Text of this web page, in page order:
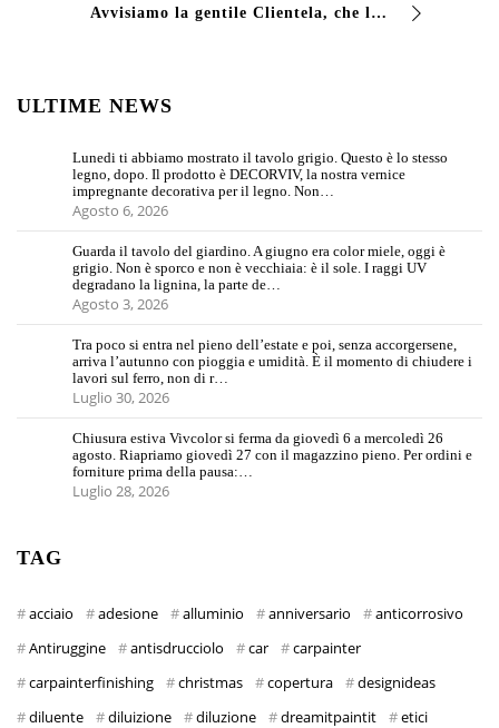
Avvisiamo la gentile Clientela, che la nostra ditta sarà chiusa per il ponte del 25 Aprile (chiusura 25-28 Aprile). Buona Festa della Liberazione a tutti.
ULTIME NEWS
Lunedi ti abbiamo mostrato il tavolo grigio. Questo è lo stesso
legno, dopo. Il prodotto è DECORVIV, la nostra vernice
impregnante decorativa per il legno. Non…
Agosto 6, 2026
Guarda il tavolo del giardino. A giugno era color miele, oggi è
grigio. Non è sporco e non è vecchiaia: è il sole. I raggi UV
degradano la lignina, la parte de…
Agosto 3, 2026
Tra poco si entra nel pieno dell’estate e poi, senza accorgersene,
arriva l’autunno con pioggia e umidità. È il momento di chiudere i
lavori sul ferro, non di r…
Luglio 30, 2026
Chiusura estiva Vivcolor si ferma da giovedì 6 a mercoledì 26
agosto. Riapriamo giovedì 27 con il magazzino pieno. Per ordini e
forniture prima della pausa:…
Luglio 28, 2026
TAG
acciaio adesione alluminio anniversario
anticorrosivo
Antiruggine
antisdrucciolo car
carpainter
carpainterfinishing
christmas copertura
designideas
diluente
diluizione diluzione dreamitpaintit
etici